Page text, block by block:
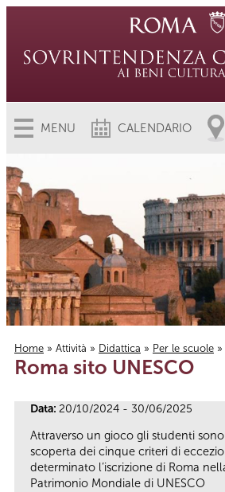
MENU CALENDARIO
Tu sei qui
Home » Attività » Didattica » Per le scuole
Roma sito UNESCO
Data: 20/10/2024 - 30/06/2025
Attraverso un gioco gli studenti
scoperta dei cinque criteri di
determinato l’iscrizione di Roma
Patrimonio Mondiale di UNESCO